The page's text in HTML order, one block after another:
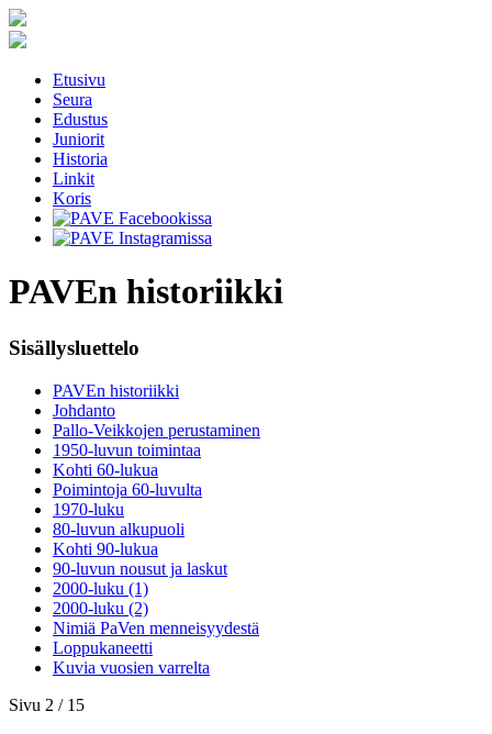
Etusivu
Seura
Edustus
Juniorit
Historia
Linkit
Koris
PAVEn historiikki
Sisällysluettelo
PAVEn historiikki
Johdanto
Pallo-Veikkojen perustaminen
1950-luvun toimintaa
Kohti 60-lukua
Poimintoja 60-luvulta
1970-luku
80-luvun alkupuoli
Kohti 90-lukua
90-luvun nousut ja laskut
2000-luku (1)
2000-luku (2)
Nimiä PaVen menneisyydestä
Loppukaneetti
Kuvia vuosien varrelta
Sivu 2 / 15